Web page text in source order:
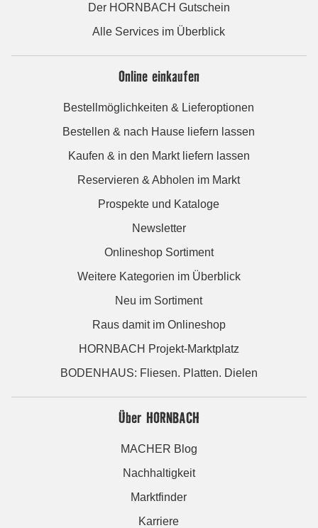
Der HORNBACH Gutschein
Alle Services im Überblick
Online einkaufen
Bestellmöglichkeiten & Lieferoptionen
Bestellen & nach Hause liefern lassen
Kaufen & in den Markt liefern lassen
Reservieren & Abholen im Markt
Prospekte und Kataloge
Newsletter
Onlineshop Sortiment
Weitere Kategorien im Überblick
Neu im Sortiment
Raus damit im Onlineshop
HORNBACH Projekt-Marktplatz
BODENHAUS: Fliesen. Platten. Dielen
Über HORNBACH
MACHER Blog
Nachhaltigkeit
Marktfinder
Karriere